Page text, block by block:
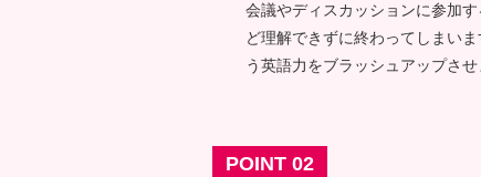
会議やディスカッションに参加
ど理解できずに終わってしまい
う英語力をブラッシュアップさせ
POINT 02